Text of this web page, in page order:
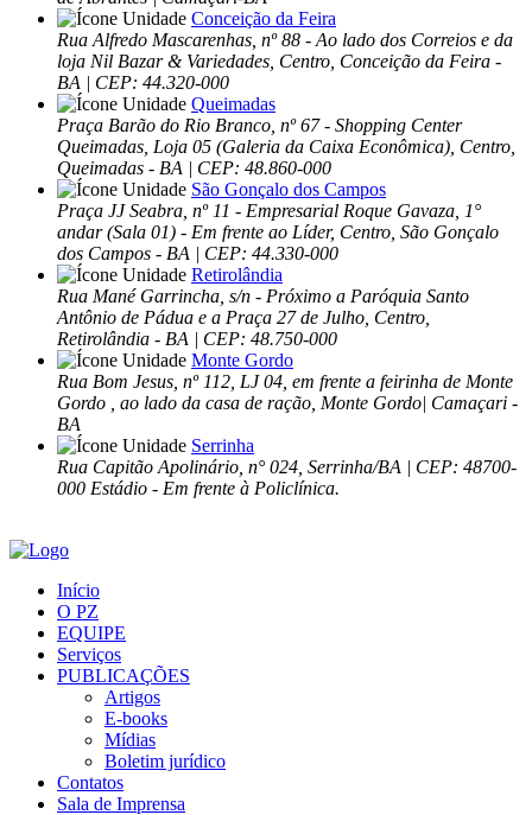
Conceição da Feira
Rua Alfredo Mascarenhas, nº 88 - Ao lado dos Correios e da
loja Nil Bazar & Variedades, Centro, Conceição da Feira -
BA | CEP: 44.320-000
Queimadas
Praça Barão do Rio Branco, nº 67 - Shopping Center
Queimadas, Loja 05 (Galeria da Caixa Econômica), Centro,
Queimadas - BA | CEP: 48.860-000
São Gonçalo dos Campos
Praça JJ Seabra, nº 11 - Empresarial Roque Gavaza, 1°
andar (Sala 01) - Em frente ao Líder, Centro, São Gonçalo
dos Campos - BA | CEP: 44.330-000
Retirolândia
Rua Mané Garrincha, s/n - Próximo a Paróquia Santo
Antônio de Pádua e a Praça 27 de Julho, Centro,
Retirolândia - BA | CEP: 48.750-000
Monte Gordo
Rua Bom Jesus, nº 112, LJ 04, em frente a feirinha de Monte
Gordo , ao lado da casa de ração, Monte Gordo| Camaçari -
BA
Serrinha
Rua Capitão Apolinário, n° 024, Serrinha/BA | CEP: 48700-
000 Estádio - Em frente à Policlínica.
Início
O PZ
EQUIPE
Serviços
PUBLICAÇÕES
Artigos
E-books
Mídias
Boletim jurídico
Contatos
Sala de Imprensa